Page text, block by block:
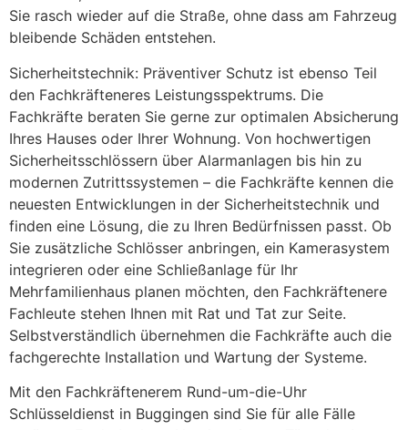
Sie rasch wieder auf die Straße, ohne dass am Fahrzeug
bleibende Schäden entstehen.
Sicherheitstechnik: Präventiver Schutz ist ebenso Teil
den Fachkräfteneres Leistungsspektrums. Die
Fachkräfte beraten Sie gerne zur optimalen Absicherung
Ihres Hauses oder Ihrer Wohnung. Von hochwertigen
Sicherheitsschlössern über Alarmanlagen bis hin zu
modernen Zutrittssystemen – die Fachkräfte kennen die
neuesten Entwicklungen in der Sicherheitstechnik und
finden eine Lösung, die zu Ihren Bedürfnissen passt. Ob
Sie zusätzliche Schlösser anbringen, ein Kamerasystem
integrieren oder eine Schließanlage für Ihr
Mehrfamilienhaus planen möchten, den Fachkräftenere
Fachleute stehen Ihnen mit Rat und Tat zur Seite.
Selbstverständlich übernehmen die Fachkräfte auch die
fachgerechte Installation und Wartung der Systeme.
Mit den Fachkräftenerem Rund-um-die-Uhr
Schlüsseldienst in Buggingen sind Sie für alle Fälle